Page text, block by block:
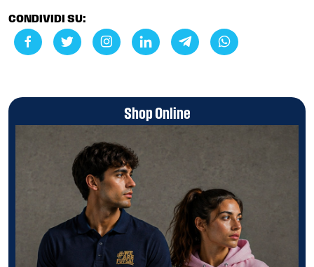
CONDIVIDI SU:
Shop Online